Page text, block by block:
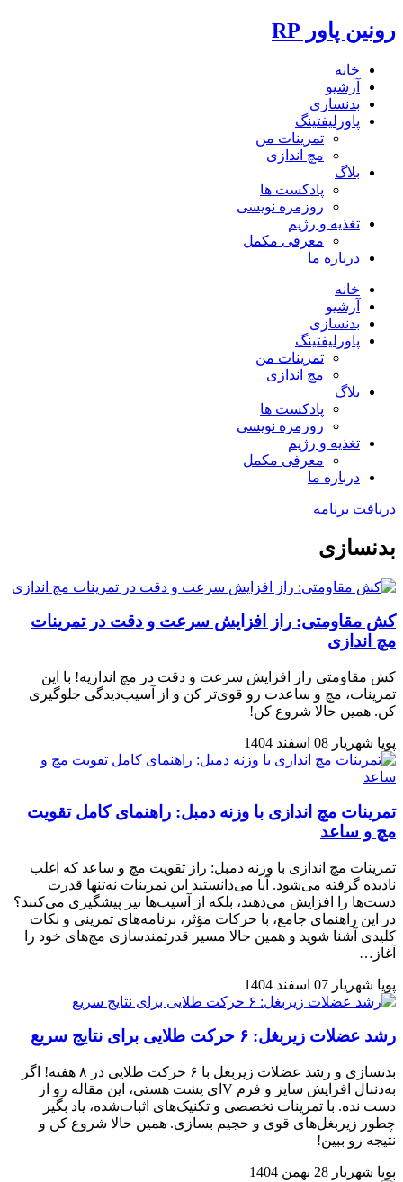
رونین پاور RP
خانه
آرشیو
بدنسازی
پاورلیفتینگ
تمرینات من
مچ اندازی
بلاگ
پادکست ها
روزمره نویسی
تغذیه و رژیم
معرفی مکمل
درباره ما
خانه
آرشیو
بدنسازی
پاورلیفتینگ
تمرینات من
مچ اندازی
بلاگ
پادکست ها
روزمره نویسی
تغذیه و رژیم
معرفی مکمل
درباره ما
دریافت برنامه
بدنسازی
کش مقاومتی: راز افزایش سرعت و دقت در تمرینات
مچ اندازی
کش مقاومتی راز افزایش سرعت و دقت در مچ اندازیه! با این
تمرینات، مچ و ساعدت رو قوی‌تر کن و از آسیب‌دیدگی جلوگیری
کن. همین حالا شروع کن!
پویا شهریار 08 اسفند 1404
تمرینات مچ اندازی با وزنه دمبل: راهنمای کامل تقویت
مچ و ساعد
تمرینات مچ اندازی با وزنه دمبل: راز تقویت مچ و ساعد که اغلب
نادیده گرفته می‌شود. آیا می‌دانستید این تمرینات نه‌تنها قدرت
دست‌ها را افزایش می‌دهند، بلکه از آسیب‌ها نیز پیشگیری می‌کنند؟
در این راهنمای جامع، با حرکات مؤثر، برنامه‌های تمرینی و نکات
کلیدی آشنا شوید و همین حالا مسیر قدرتمندسازی مچ‌های خود را
آغاز…
پویا شهریار 07 اسفند 1404
رشد عضلات زیربغل: ۶ حرکت طلایی برای نتایج سریع
بدنسازی و رشد عضلات زیربغل با ۶ حرکت طلایی در ۸ هفته! اگر
به‌دنبال افزایش سایز و فرم Vای پشت هستی، این مقاله رو از
دست نده. با تمرینات تخصصی و تکنیک‌های اثبات‌شده، یاد بگیر
چطور زیربغل‌های قوی و حجیم بسازی. همین حالا شروع کن و
نتیجه رو ببین!
پویا شهریار 28 بهمن 1404